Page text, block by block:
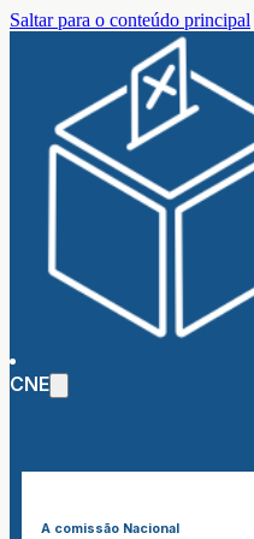
Saltar para o conteúdo principal
CNE
A comissão Nacional